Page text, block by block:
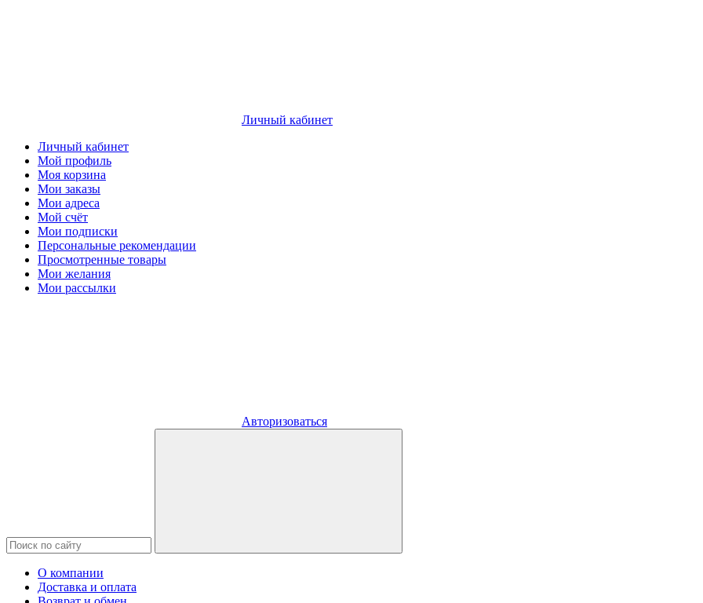
Личный кабинет
Личный кабинет
Мой профиль
Моя корзина
Мои заказы
Мои адреса
Мой счёт
Мои подписки
Персональные рекомендации
Просмотренные товары
Мои желания
Мои рассылки
Авторизоваться
О компании
Доставка и оплата